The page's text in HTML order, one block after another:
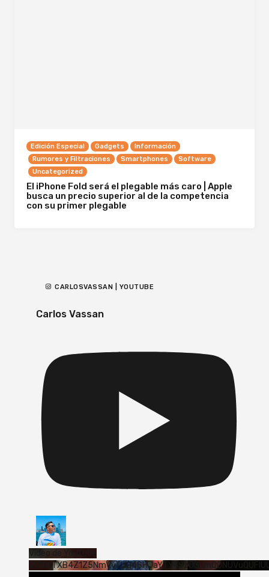
Edición Especial Gadgets
Información
Rumores y Filtraciones
Smartphones
Software
Uncategorized
El iPhone Fold será el plegable más caro | Apple
busca un precio superior al de la competencia
con su primer plegable
CARLOSVASSAN | YOUTUBE
Carlos Vassan
Vídeo de YouTube